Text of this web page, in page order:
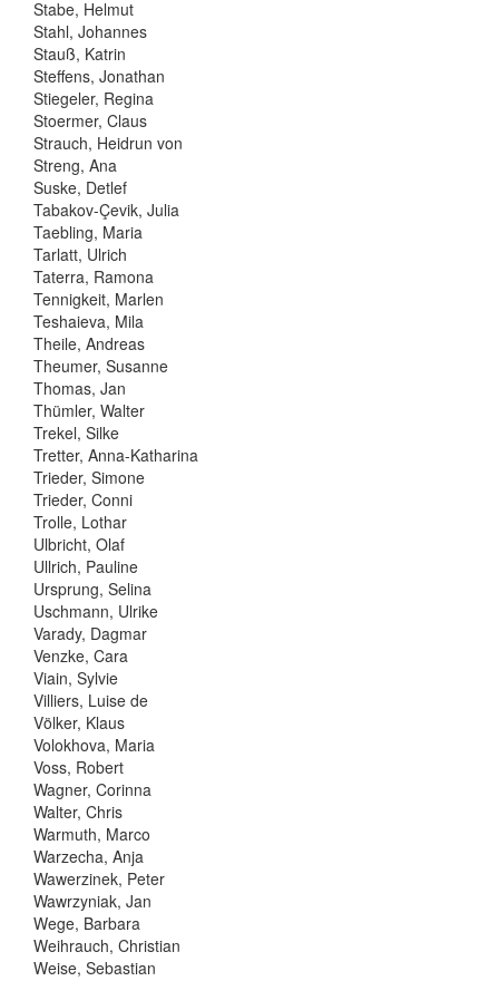
Stabe, Helmut
Stahl, Johannes
Stauß, Katrin
Steffens, Jonathan
Stiegeler, Regina
Stoermer, Claus
Strauch, Heidrun von
Streng, Ana
Suske, Detlef
Tabakov-Çevik, Julia
Taebling, Maria
Tarlatt, Ulrich
Taterra, Ramona
Tennigkeit, Marlen
Teshaieva, Mila
Theile, Andreas
Theumer, Susanne
Thomas, Jan
Thümler, Walter
Trekel, Silke
Tretter, Anna-Katharina
Trieder, Simone
Trieder, Conni
Trolle, Lothar
Ulbricht, Olaf
Ullrich, Pauline
Ursprung, Selina
Uschmann, Ulrike
Varady, Dagmar
Venzke, Cara
Viain, Sylvie
Villiers, Luise de
Völker, Klaus
Volokhova, Maria
Voss, Robert
Wagner, Corinna
Walter, Chris
Warmuth, Marco
Warzecha, Anja
Wawerzinek, Peter
Wawrzyniak, Jan
Wege, Barbara
Weihrauch, Christian
Weise, Sebastian